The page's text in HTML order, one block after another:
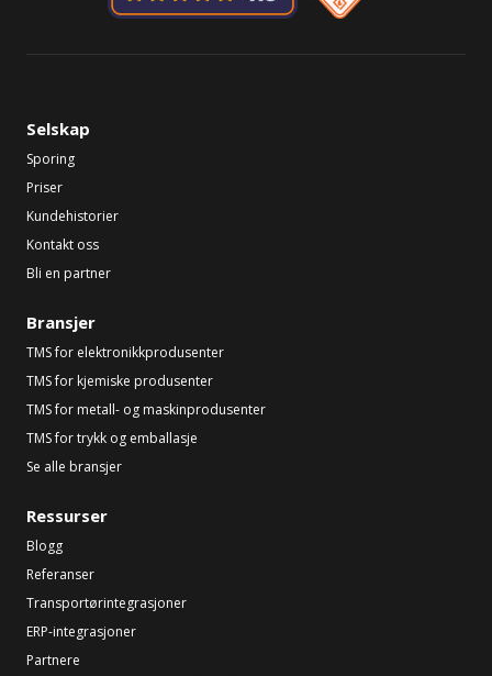
Selskap
Sporing
Priser
Kundehistorier
Kontakt oss
Bli en partner
Bransjer
TMS for elektronikkprodusenter
TMS for kjemiske produsenter
TMS for metall- og maskinprodusenter
TMS for trykk og emballasje
Se alle bransjer
Ressurser
Blogg
Referanser
Transportørintegrasjoner
ERP-integrasjoner
Partnere